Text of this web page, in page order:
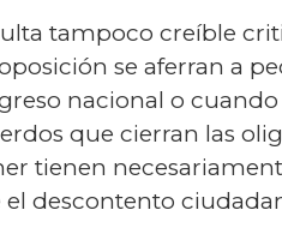
tampoco creíble
se aferran a
nacional o
que cierran las
tienen
descontento